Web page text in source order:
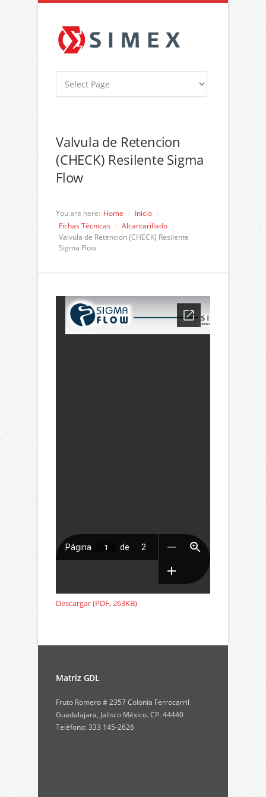
Valvula de Retencion
(CHECK) Resilente Sigma
Flow
You are here: Home
Inicio
Fichas Técnicas
Alcantarillado
Valvula de Retencion (CHECK) Resilente
Sigma Flow
Descargar (PDF, 263KB)
Matriz GDL
Fruto Romero # 2357 Colonia Ferrocarril
Guadalajara, Jalisco México. CP. 44440
Teléfono: 333 145-2626